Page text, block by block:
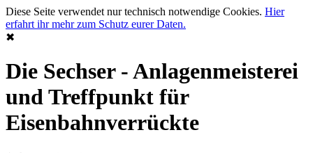
Diese Seite verwendet nur technisch notwendige Cookies. Hier
erfahrt ihr mehr zum Schutz eurer Daten.
✖
Die Sechser - Anlagenmeisterei
und Treffpunkt für
Eisenbahnverrückte